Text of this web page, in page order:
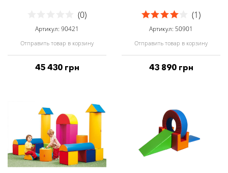
(0)
Артикул: 90421
Отправить товар в корзину
45 430 грн
(1)
Артикул: 50901
Отправить товар в корзину
43 890 грн